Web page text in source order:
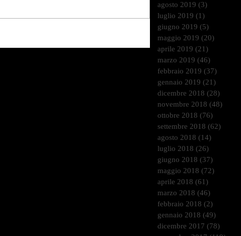
agosto 2019 (3)
luglio 2019 (1)
giugno 2019 (5)
maggio 2019 (20)
aprile 2019 (21)
marzo 2019 (46)
febbraio 2019 (37)
gennaio 2019 (21)
dicembre 2018 (28)
novembre 2018 (48)
ottobre 2018 (76)
settembre 2018 (62)
agosto 2018 (14)
luglio 2018 (26)
giugno 2018 (37)
maggio 2018 (72)
aprile 2018 (61)
marzo 2018 (46)
febbraio 2018 (2)
gennaio 2018 (49)
dicembre 2017 (78)